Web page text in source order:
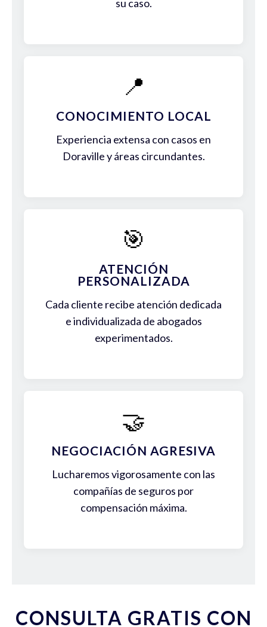
su caso.
📍
CONOCIMIENTO LOCAL
Experiencia extensa con casos en
Doraville y áreas circundantes.
🎯
ATENCIÓN
PERSONALIZADA
Cada cliente recibe atención dedicada
e individualizada de abogados
experimentados.
🤝
NEGOCIACIÓN AGRESIVA
Lucharemos vigorosamente con las
compañías de seguros por
compensación máxima.
CONSULTA GRATIS CON